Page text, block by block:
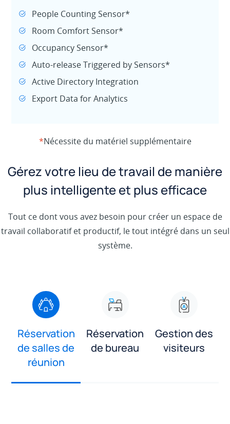
People Counting Sensor*
Room Comfort Sensor*
Occupancy Sensor*
Auto-release Triggered by Sensors*
Active Directory Integration
Export Data for Analytics
*Nécessite du matériel supplémentaire
Gérez votre lieu de travail de manière
plus intelligente et plus efficace
Tout ce dont vous avez besoin pour créer un espace de
travail collaboratif et productif, le tout intégré dans un seul
système.
Réservation
de salles de
réunion
Réservation
de bureau
Gestion des
visiteurs